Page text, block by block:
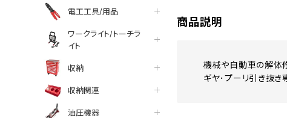
電工工具/用品
ワークライト/トーチラ
イト
収納
収納関連
油圧機器
商品説明
機械や自動車の解体
ギヤ･プーリ引き抜き